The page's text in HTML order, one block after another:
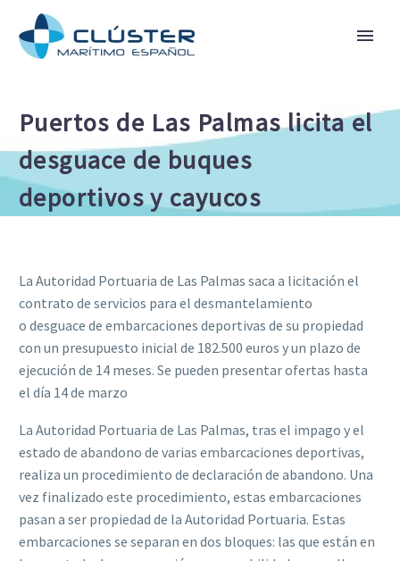
Puertos de Las Palmas licita el
desguace de buques
deportivos y cayucos
La Autoridad Portuaria de Las Palmas saca a licitación el
contrato de servicios para el desmantelamiento
o desguace de embarcaciones deportivas de su propiedad
con un presupuesto inicial de 182.500 euros y un plazo de
ejecución de 14 meses. Se pueden presentar ofertas hasta
el día 14 de marzo
La Autoridad Portuaria de Las Palmas, tras el impago y el
estado de abandono de varias embarcaciones deportivas,
realiza un procedimiento de declaración de abandono. Una
vez finalizado este procedimiento, estas embarcaciones
pasan a ser propiedad de la Autoridad Portuaria. Estas
embarcaciones se separan en dos bloques: las que están en